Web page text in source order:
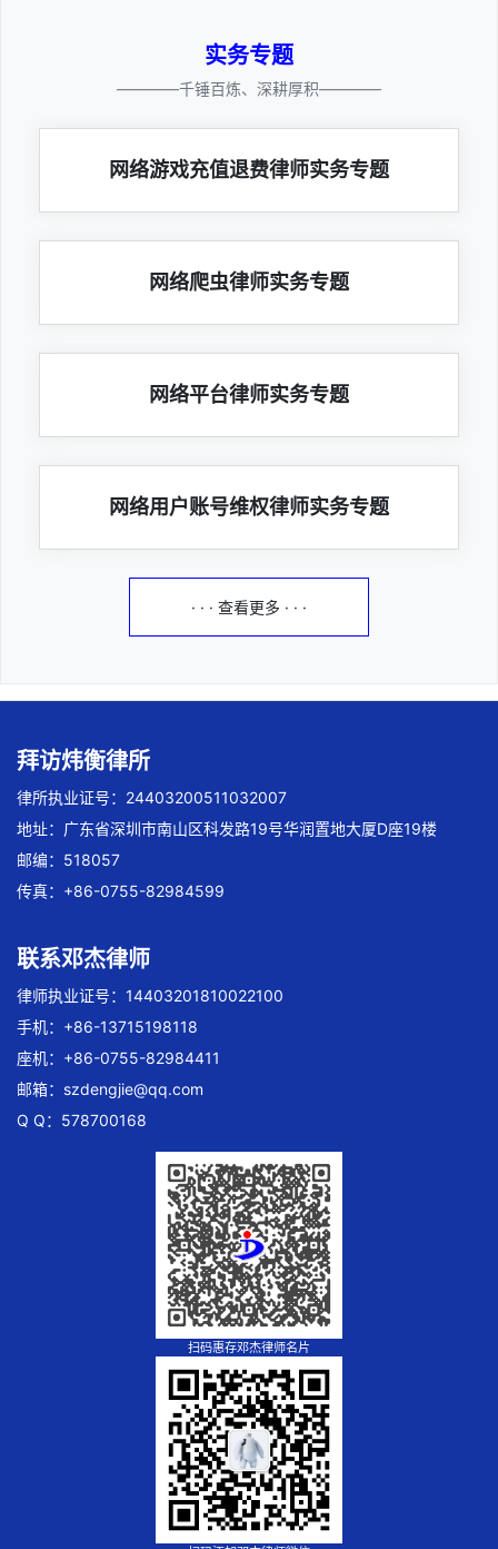
实务专题
————千锤百炼、深耕厚积————
网络游戏充值退费律师实务专题
网络爬虫律师实务专题
网络平台律师实务专题
网络用户账号维权律师实务专题
· · · 查看更多 · · ·
拜访炜衡律所
律所执业证号：24403200511032007
地址：广东省深圳市南山区科发路19号华润置地大厦D座19楼
邮编：518057
传真：+86-0755-82984599
联系邓杰律师
律师执业证号：14403201810022100
手机：+86-13715198118
座机：+86-0755-82984411
邮箱： szdengjie@qq.com
Q Q：578700168
扫码惠存邓杰律师名片